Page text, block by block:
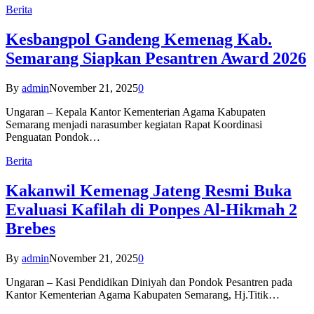
Berita
Kesbangpol Gandeng Kemenag Kab.
Semarang Siapkan Pesantren Award 2026
By adminNovember 21, 20250
Ungaran – Kepala Kantor Kementerian Agama Kabupaten
Semarang menjadi narasumber kegiatan Rapat Koordinasi
Penguatan Pondok…
Berita
Kakanwil Kemenag Jateng Resmi Buka
Evaluasi Kafilah di Ponpes Al-Hikmah 2
Brebes
By adminNovember 21, 20250
Ungaran – Kasi Pendidikan Diniyah dan Pondok Pesantren pada
Kantor Kementerian Agama Kabupaten Semarang, Hj.Titik…